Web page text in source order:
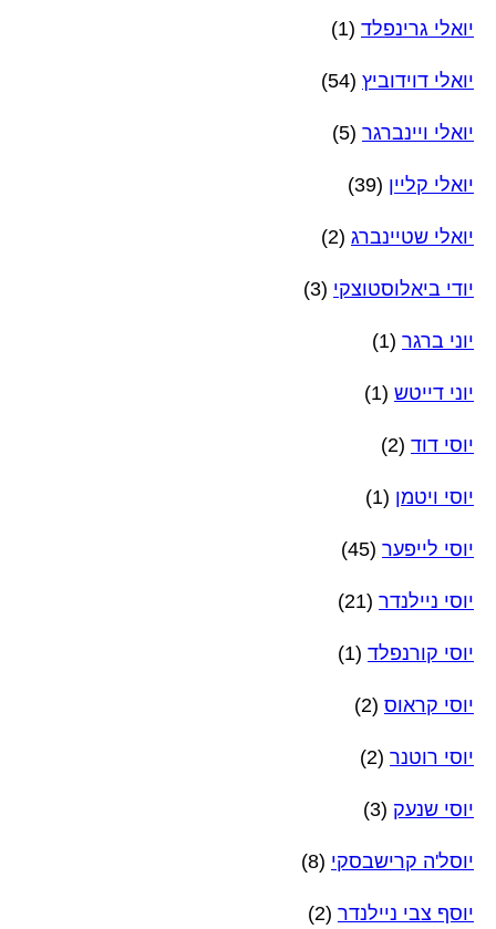
יואלי גרינפלד (1)
יואלי דוידוביץ (54)
יואלי ויינברגר (5)
יואלי קליין (39)
יואלי שטיינברג (2)
יודי ביאלוסטוצקי (3)
יוני ברגר (1)
יוני דייטש (1)
יוסי דוד (2)
יוסי ויטמן (1)
יוסי לייפער (45)
יוסי ניילנדר (21)
יוסי קורנפלד (1)
יוסי קראוס (2)
יוסי רוטנר (2)
יוסי שנעק (3)
יוסל'ה קרישבסקי (8)
יוסף צבי ניילנדר (2)